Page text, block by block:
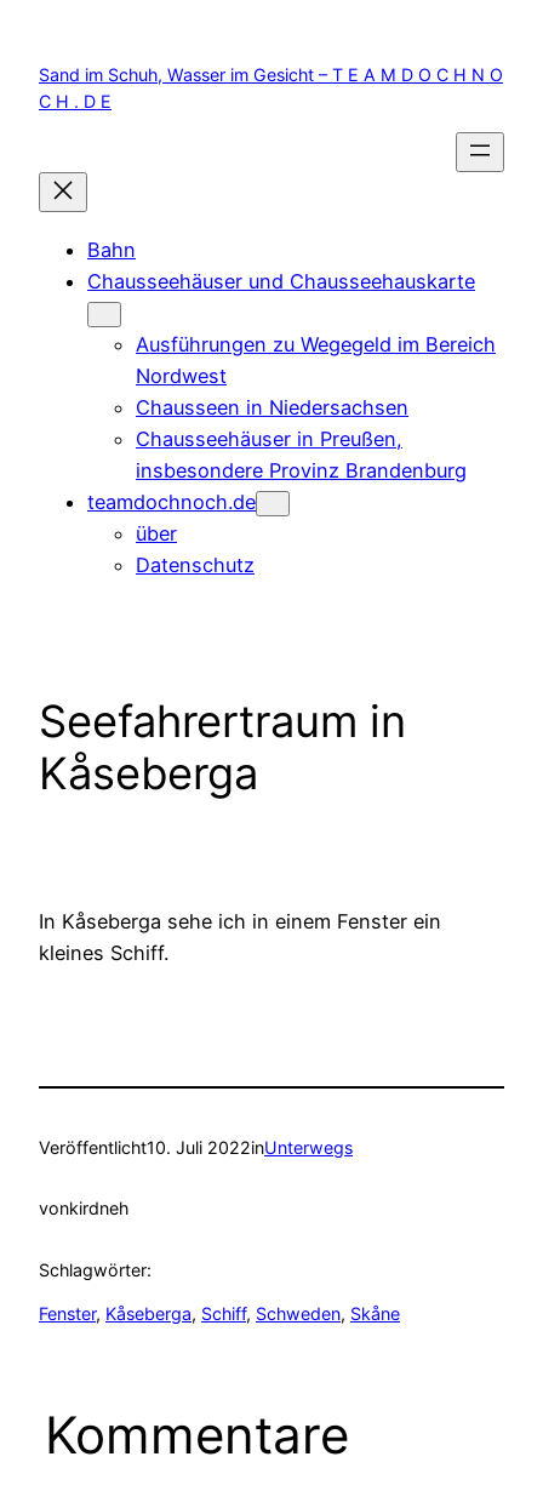
springen
Sand im Schuh, Wasser im Gesicht – T E A M D O C H N O
C H . D E
Bahn
Chausseehäuser und Chausseehauskarte
Ausführungen zu Wegegeld im Bereich
Nordwest
Chausseen in Niedersachsen
Chausseehäuser in Preußen,
insbesondere Provinz Brandenburg
teamdochnoch.de
über
Datenschutz
Seefahrertraum in
Kåseberga
In Kåseberga sehe ich in einem Fenster ein
kleines Schiff.
Veröffentlicht10. Juli 2022inUnterwegs
vonkirdneh
Schlagwörter:
Fenster, Kåseberga, Schiff, Schweden, Skåne
Kommentare